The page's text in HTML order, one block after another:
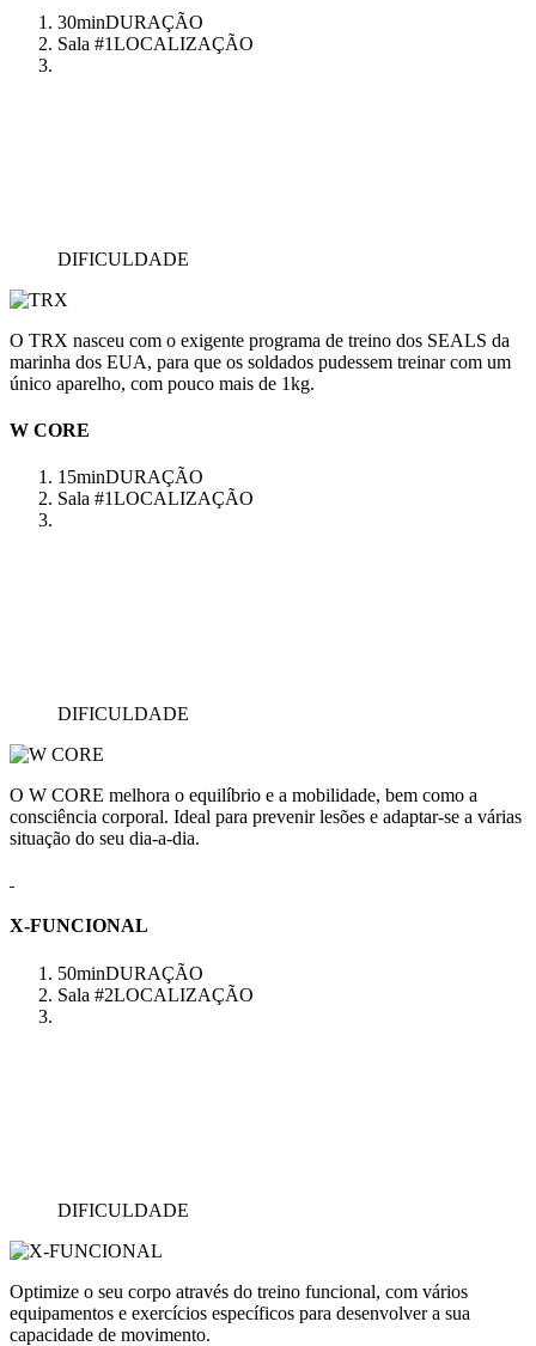
30minDURAÇÃO
Sala #1LOCALIZAÇÃO
DIFICULDADE
O TRX nasceu com o exigente programa de treino dos SEALS da
marinha dos EUA, para que os soldados pudessem treinar com um
único aparelho, com pouco mais de 1kg.
W CORE
15minDURAÇÃO
Sala #1LOCALIZAÇÃO
DIFICULDADE
O W CORE melhora o equilíbrio e a mobilidade, bem como a
consciência corporal. Ideal para prevenir lesões e adaptar-se a várias
situação do seu dia-a-dia.
X-FUNCIONAL
50minDURAÇÃO
Sala #2LOCALIZAÇÃO
DIFICULDADE
Optimize o seu corpo através do treino funcional, com vários
equipamentos e exercícios específicos para desenvolver a sua
capacidade de movimento.